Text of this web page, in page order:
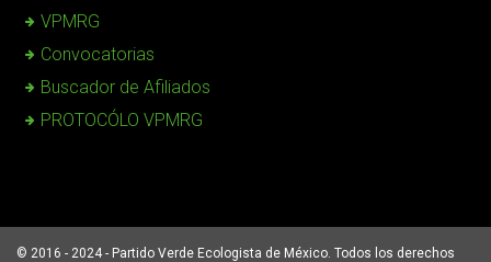
VPMRG
Convocatorias
Buscador de Afiliados
PROTOCÓLO VPMRG
© 2016 - 2024 - Partido Verde Ecologista de México. Todos los derechos